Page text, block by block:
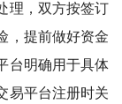
理，双方按签订
，提前做好资金
台明确用于具体
易平台注册时关